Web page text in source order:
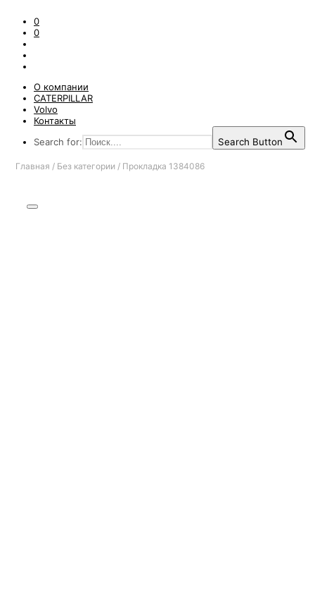
0
0
О компании
CATERPILLAR
Volvo
Контакты
Search for:
Search Button
Главная / Без категории / Прокладка 1384086